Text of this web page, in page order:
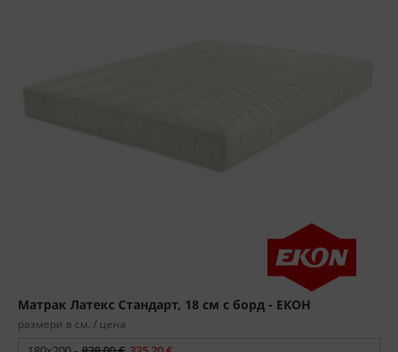
Матрак Латекс Стандарт, 18 см с борд - ЕКОН
размери в см. / цена